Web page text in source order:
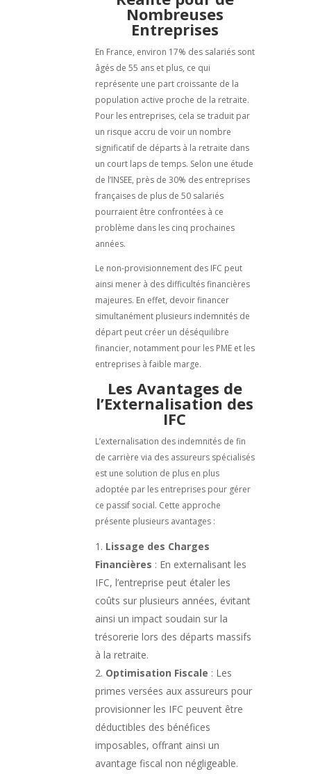
Nombreuses
Entreprises
En France, environ 17% des salariés sont
âgés de 55 ans et plus, ce qui
représente une part croissante de la
population active proche de la retraite.
Pour les entreprises, cela se traduit par
un risque accru de voir un nombre
significatif de départs à la retraite dans
un court laps de temps. Selon une étude
de l’INSEE, près de 30% des entreprises
françaises de plus de 50 salariés
pourraient être confrontées à ce
problème dans les cinq prochaines
années.
Le non-provisionnement des IFC peut
ainsi mener à des difficultés financières
majeures. En effet, devoir financer
simultanément plusieurs indemnités de
départ peut créer un déséquilibre
financier, notamment pour les PME et les
entreprises à faible marge.
Les Avantages de
l’Externalisation des
IFC
L’externalisation des indemnités de fin
de carrière via des assureurs spécialisés
est une solution de plus en plus
adoptée par les entreprises pour gérer
ce passif social. Cette approche
présente plusieurs avantages :
Lissage des Charges
Financières : En externalisant les
IFC, l’entreprise peut étaler les
coûts sur plusieurs années, évitant
ainsi un impact soudain sur la
trésorerie lors des départs massifs
à la retraite.
Optimisation Fiscale : Les
primes versées aux assureurs pour
provisionner les IFC peuvent être
déductibles des bénéfices
imposables, offrant ainsi un
avantage fiscal non négligeable.